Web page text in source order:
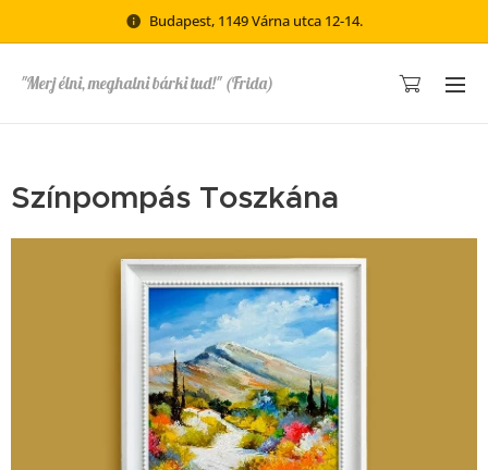
Budapest, 1149 Várna utca 12-14.
"Merj élni, meghalni bárki tud!" (Frida)
Színpompás Toszkána